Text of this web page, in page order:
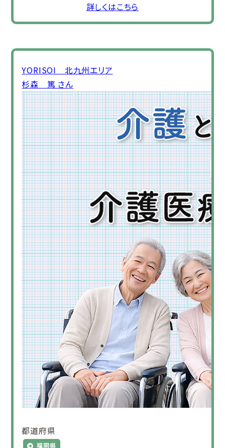
詳しくはこちら
YORISOI 北九州エリア
杉森 篤 さん
都道府県
福岡県